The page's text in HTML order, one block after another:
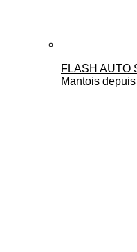
FLASH AUTO
Mantois